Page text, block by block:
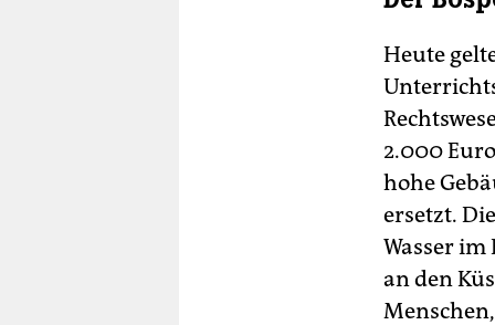
Heute
2.000
hohe
ersetzt.
Wasser
an den